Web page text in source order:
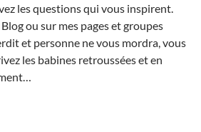
les questions qui vous inspirent.
ou sur mes pages et groupes
et personne ne vous mordra, vous
les babines retroussées et en